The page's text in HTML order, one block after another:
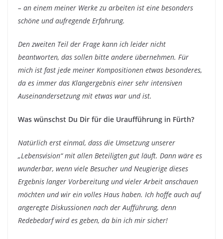
– an einem meiner Werke zu arbeiten ist eine besonders
schöne und aufregende Erfahrung.
Den zweiten Teil der Frage kann ich leider nicht
beantworten, das sollen bitte andere übernehmen. Für
mich ist fast jede meiner Kompositionen etwas besonderes,
da es immer das Klangergebnis einer sehr intensiven
Auseinandersetzung mit etwas war und ist.
Was wünschst Du Dir für die Uraufführung in Fürth?
Natürlich erst einmal, dass die Umsetzung unserer
„Lebensvision“ mit allen Beteiligten gut läuft. Dann wäre es
wunderbar, wenn viele Besucher und Neugierige dieses
Ergebnis langer Vorbereitung und vieler Arbeit anschauen
möchten und wir ein volles Haus haben. Ich hoffe auch auf
angeregte Diskussionen nach der Aufführung, denn
Redebedarf wird es geben, da bin ich mir sicher!